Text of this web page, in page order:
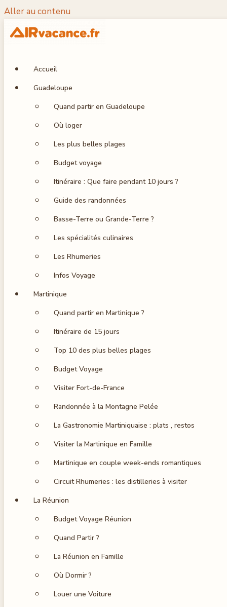
Aller au contenu
Accueil
Guadeloupe
Quand partir en Guadeloupe
Où loger
Les plus belles plages
Budget voyage
Itinéraire : Que faire pendant 10 jours ?
Guide des randonnées
Basse-Terre ou Grande-Terre ?
Les spécialités culinaires
Les Rhumeries
Infos Voyage
Martinique
Quand partir en Martinique ?
Itinéraire de 15 jours
Top 10 des plus belles plages
Budget Voyage
Visiter Fort-de-France
Randonnée à la Montagne Pelée
La Gastronomie Martiniquaise : plats , restos
Visiter la Martinique en Famille
Martinique en couple week-ends romantiques
Circuit Rhumeries : les distilleries à visiter
La Réunion
Budget Voyage Réunion
Quand Partir ?
La Réunion en Famille
Où Dormir ?
Louer une Voiture